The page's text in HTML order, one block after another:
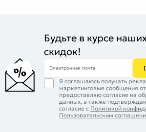
Будьте в курсе
скидок!
Электронная почта
Я соглашаюсь получать
маркетинговые сообщения
предоставляю согласие на
данных, а также
согласие с Политикой
Пользовательским